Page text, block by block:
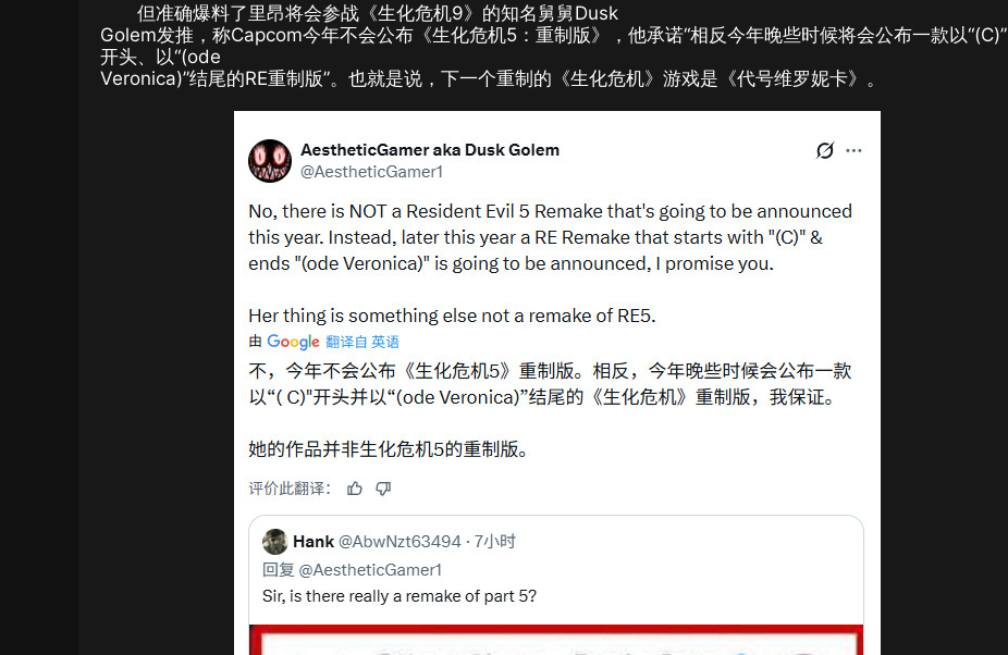
但准确爆料了里昂将会参战《生化危机9》的知名舅舅Dusk
Golem发推，称Capcom今年不会公布《生化危机5：重制版》，他承诺“相反今年晚些时候将会公布一款以“(C)”
开头、以“(ode
Veronica)”结尾的RE重制版”。也就是说，下一个重制的《生化危机》游戏是《代号维罗妮卡》。